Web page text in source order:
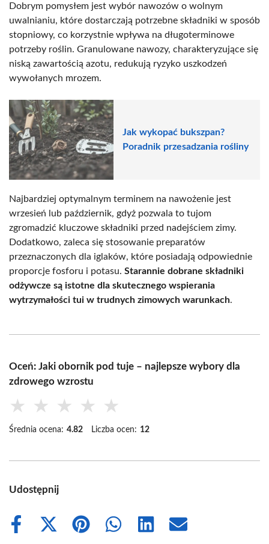
Dobrym pomysłem jest wybór nawozów o wolnym
uwalnianiu, które dostarczają potrzebne składniki w sposób
stopniowy, co korzystnie wpływa na długoterminowe
potrzeby roślin. Granulowane nawozy, charakteryzujące się
niską zawartością azotu, redukują ryzyko uszkodzeń
wywołanych mrozem.
Jak wykopać bukszpan?
Poradnik przesadzania rośliny
Najbardziej optymalnym terminem na nawożenie jest
wrzesień lub październik, gdyż pozwala to tujom
zgromadzić kluczowe składniki przed nadejściem zimy.
Dodatkowo, zaleca się stosowanie preparatów
przeznaczonych dla iglaków, które posiadają odpowiednie
proporcje fosforu i potasu. Starannie dobrane składniki
odżywcze są istotne dla skutecznego wspierania
wytrzymałości tui w trudnych zimowych warunkach.
Oceń: Jaki obornik pod tuje – najlepsze wybory dla
zdrowego wzrostu
★ ★ ★ ★ ★
Średnia ocena: 4.82 Liczba ocen: 12
Udostępnij
Share
Share
Share
Share
Share
Share